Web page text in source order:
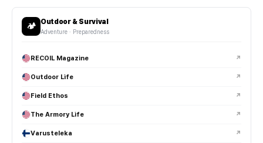
🏕️ Outdoor & Survival
Adventure · Preparedness
RECOIL Magazine ↗
Outdoor Life ↗
Field Ethos ↗
The Armory Life ↗
Varusteleka ↗